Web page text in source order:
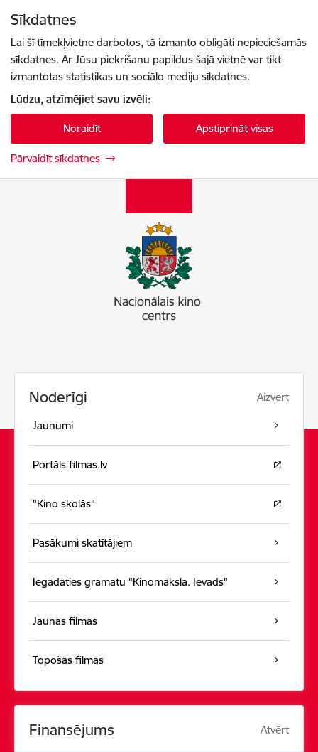
Sīkdatnes
Lai šī tīmekļvietne darbotos, tā izmanto obligāti nepieciešamās
sīkdatnes. Ar Jūsu piekrišanu papildus šajā vietnē var tikt
izmantotas statistikas un sociālo mediju sīkdatnes.
Lūdzu, atzīmējiet savu izvēli:
Noraidīt Apstiprināt visas
Pārvaldīt sīkdatnes
Noderīgi Aizvērt
Jaunumi
Portāls filmas.lv
"Kino skolās"
Pasākumi skatītājiem
Iegādāties grāmatu "Kinomāksla. Ievads"
Jaunās filmas
Topošās filmas
Finansējums Atvērt